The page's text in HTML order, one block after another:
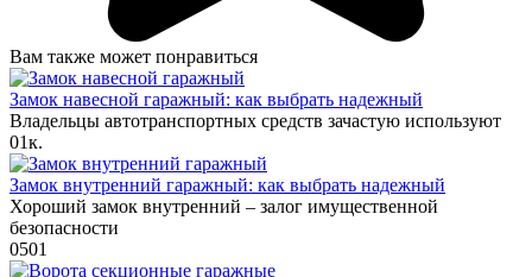
Вам также может понравиться
Замок навесной гаражный: как выбрать надежный
Владельцы автотранспортных средств зачастую используют
01к.
Замок внутренний гаражный: как выбрать надежный
Хороший замок внутренний – залог имущественной
безопасности
0501